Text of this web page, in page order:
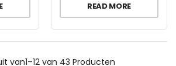
READ MORE
van1–12 van 43 Producten